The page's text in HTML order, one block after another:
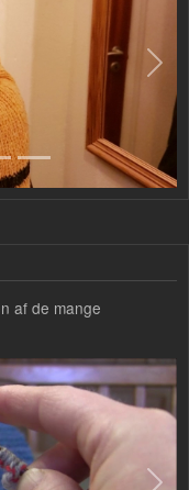
af de mange